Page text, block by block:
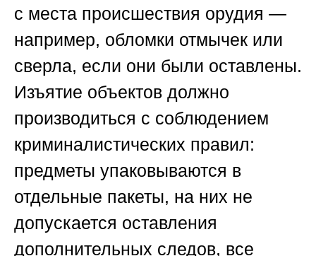
с места происшествия орудия —
например, обломки отмычек или
сверла, если они были оставлены.
Изъятие объектов должно
производиться с соблюдением
криминалистических правил:
предметы упаковываются в
отдельные пакеты, на них не
допускается оставления
дополнительных следов, все